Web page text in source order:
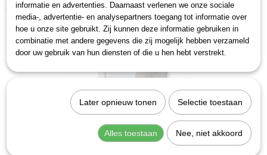
1115/2
Ook interessant
informatie en advertenties. Daarnaast verlenen we onze sociale
media-, advertentie- en analysepartners toegang tot informatie over
hoe u onze site gebruikt. Zij kunnen deze informatie gebruiken in
combinatie met andere gegevens die zij mogelijk hebben verzameld
door uw gebruik van hun diensten of die u hen hebt verstrekt.
Later opnieuw tonen Selectie toestaan
Alles toestaan Nee, niet akkoord